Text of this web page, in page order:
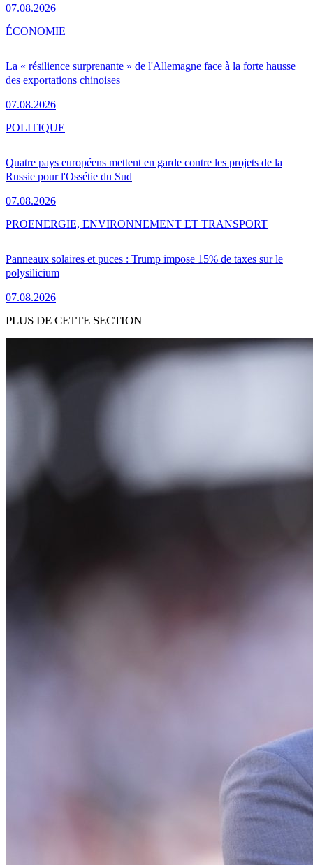
07.08.2026
La « résilience surprenante » de l'Allemagne face à la forte hausse
des exportations chinoises
07.08.2026
ÉCONOMIE
Quatre pays européens mettent en garde contre les projets de la
Russie pour l'Ossétie du Sud
07.08.2026
POLITIQUE
Panneaux solaires et puces : Trump impose 15% de taxes sur le
polysilicium
07.08.2026
PROENERGIE, ENVIRONNEMENT ET TRANSPORT
PLUS DE CETTE SECTION